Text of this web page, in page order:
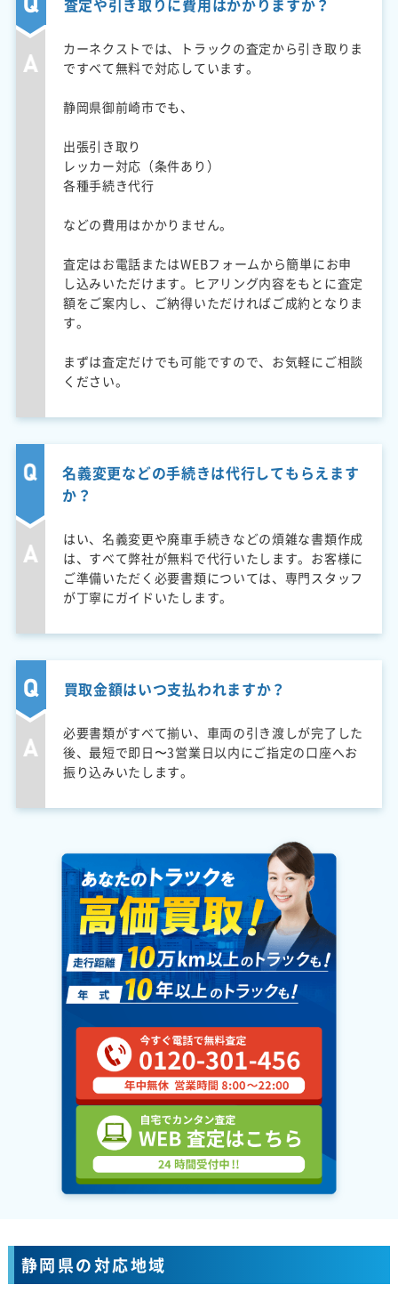
カーネクストでは、トラックの査定から引き取りま
ですべて無料で対応しています。
静岡県御前崎市でも、
出張引き取り
レッカー対応（条件あり）
各種手続き代行
などの費用はかかりません。
査定はお電話またはWEBフォームから簡単にお申
し込みいただけます。ヒアリング内容をもとに査定
額をご案内し、ご納得いただければご成約となりま
す。
まずは査定だけでも可能ですので、お気軽にご相談
ください。
名義変更などの手続きは代行してもらえます
か？
はい、名義変更や廃車手続きなどの煩雑な書類作成
は、すべて弊社が無料で代行いたします。お客様に
ご準備いただく必要書類については、専門スタッフ
が丁寧にガイドいたします。
買取金額はいつ支払われますか？
必要書類がすべて揃い、車両の引き渡しが完了した
後、最短で即日〜3営業日以内にご指定の口座へお
振り込みいたします。
静岡県の対応地域